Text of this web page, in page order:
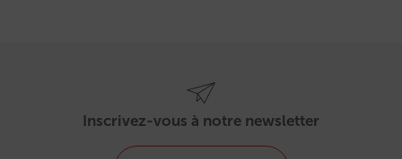
Inscrivez-vous à notre newsletter